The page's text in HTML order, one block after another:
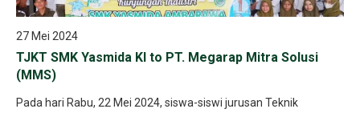
27 Mei 2024
TJKT SMK Yasmida KI to PT. Megarap Mitra Solusi
(MMS)
Pada hari Rabu, 22 Mei 2024, siswa-siswi jurusan Teknik